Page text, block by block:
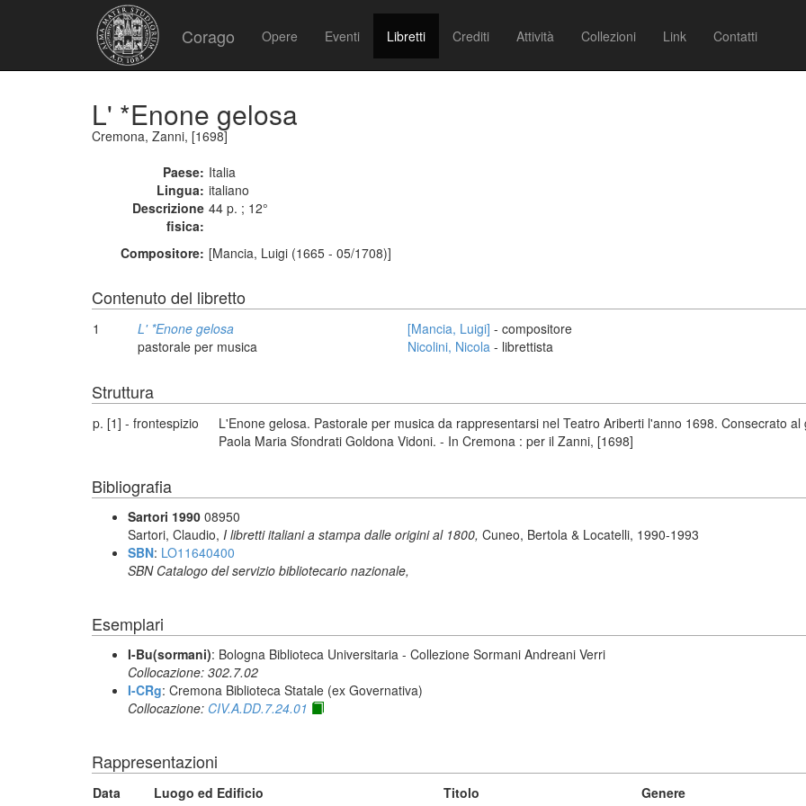
Corago Opere Eventi Libretti Crediti Attività Collezioni Link Contatti
L' *Enone gelosa
Cremona, Zanni, [1698]
Paese: Italia
Lingua: italiano
Descrizione
fisica:
44 p. ; 12°
Compositore: [Mancia, Luigi (1665 - 05/1708)]
Contenuto del libretto
1
L' *Enone gelosa
pastorale per musica
[Mancia, Luigi] - compositore
Nicolini, Nicola - librettista
Struttura
p. [1] - frontespizio
L'Enone gelosa. Pastorale per musica da rappresentarsi nel Teatro Ariberti l'anno 1698. Consecrato
Paola Maria Sfondrati Goldona Vidoni. - In Cremona : per il Zanni, [1698]
Bibliografia
Sartori 1990 08950
Sartori, Claudio, I libretti italiani a stampa dalle origini al 1800, Cuneo, Bertola & Locatelli, 1990-1993
SBN: LO11640400
SBN Catalogo del servizio bibliotecario nazionale,
Esemplari
I-Bu(sormani): Bologna Biblioteca Universitaria - Collezione Sormani Andreani Verri
Collocazione: 302.7.02
I-CRg: Cremona Biblioteca Statale (ex Governativa)
Collocazione: CIV.A.DD.7.24.01
Rappresentazioni
Data Luogo ed Edificio Titolo Genere